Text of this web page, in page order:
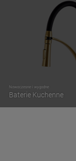
Nowoczesne i wygodne
Baterie Kuchenne